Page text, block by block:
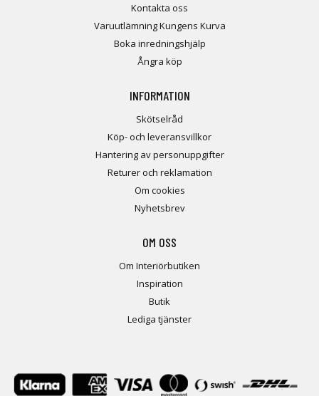
Kontakta oss
Varuutlämning Kungens Kurva
Boka inredningshjälp
Ångra köp
INFORMATION
Skötselråd
Köp- och leveransvillkor
Hantering av personuppgifter
Returer och reklamation
Om cookies
Nyhetsbrev
OM OSS
Om Interiörbutiken
Inspiration
Butik
Lediga tjänster